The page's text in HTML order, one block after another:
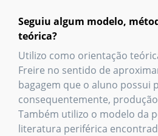
Seguiu algum modelo,
teórica?
Utilizo como orientação
Freire no sentido de
bagagem que o aluno possui
consequentemente,
Também utilizo o modelo da
literatura periférica